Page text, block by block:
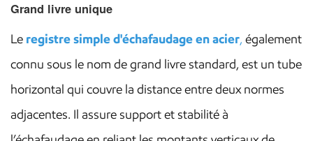
Grand livre unique
Le registre simple d'échafaudage en acier, également
connu sous le nom de grand livre standard, est un tube
horizontal qui couvre la distance entre deux normes
adjacentes. Il assure support et stabilité à